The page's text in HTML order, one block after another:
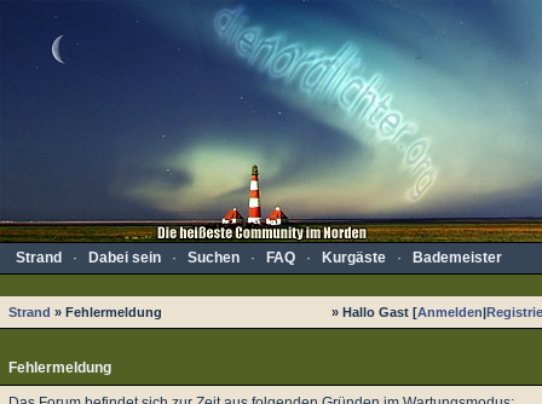
Strand · Dabei sein· Suchen· FAQ· Kurgäste· Bademeister
Strand » Fehlermeldung » Hallo Gast [Anmelden|
Fehlermeldung